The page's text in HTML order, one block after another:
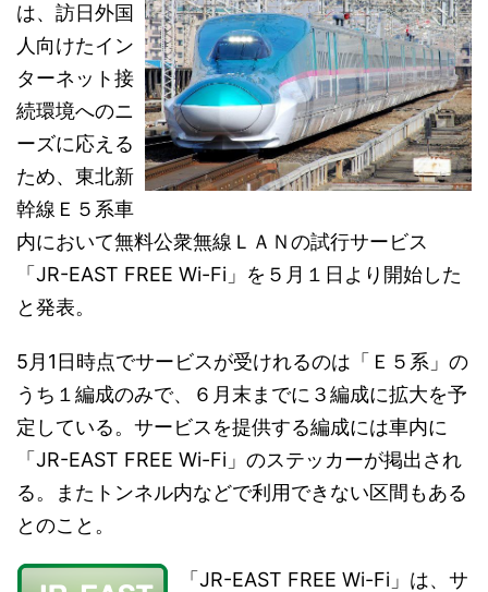
は、訪日外国
人向けたイン
ターネット接
続環境へのニ
ーズに応える
ため、東北新
幹線Ｅ５系車
内において無料公衆無線ＬＡＮの試行サービス
「JR-EAST FREE Wi-Fi」を５月１日より開始した
と発表。
5月1日時点でサービスが受けれるのは「Ｅ５系」の
うち１編成のみで、６月末までに３編成に拡大を予
定している。サービスを提供する編成には車内に
「JR-EAST FREE Wi-Fi」のステッカーが掲出され
る。またトンネル内などで利用できない区間もある
とのこと。
「JR-EAST FREE Wi-Fi」は、サ